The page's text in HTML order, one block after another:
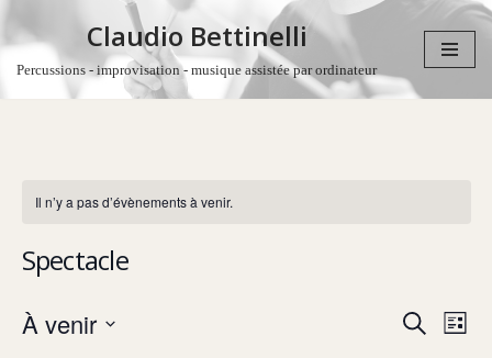
Aller
Claudio Bettinelli
Percussions - improvisation - musique assistée par ordinateur
Il n’y a pas d’évènements à venir.
Spectacle
Recherche
de
Liste
À venir